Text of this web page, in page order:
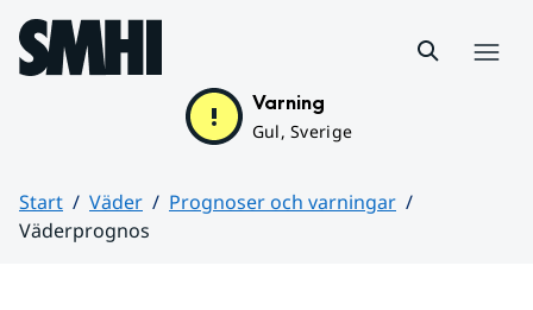
Hoppa till sidans innehåll
Varning
Gul, Sverige
Start Väder
Prognoser och varningar
Väderprognos